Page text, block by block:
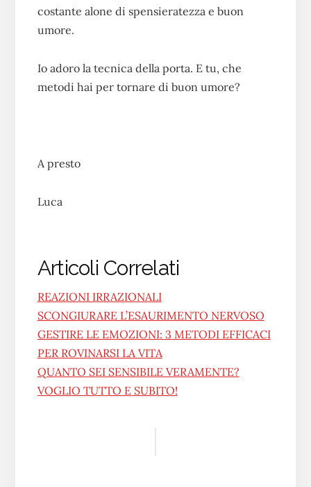
costante alone di spensieratezza e buon
umore.
Io adoro la tecnica della porta. E tu, che
metodi hai per tornare di buon umore?
A presto
Luca
Articoli Correlati
REAZIONI IRRAZIONALI
SCONGIURARE L’ESAURIMENTO NERVOSO
GESTIRE LE EMOZIONI: 3 METODI EFFICACI
PER ROVINARSI LA VITA
QUANTO SEI SENSIBILE VERAMENTE?
VOGLIO TUTTO E SUBITO!